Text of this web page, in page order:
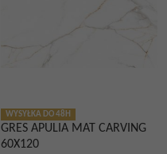
WYSYŁKA DO 48H
GRES APULIA MAT CARVING
60X120